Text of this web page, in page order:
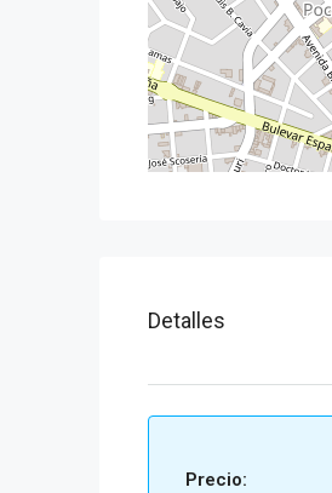
Detalles
Precio: